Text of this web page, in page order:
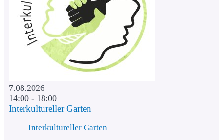
7.08.2026
14:00 - 18:00
Interkultureller Garten
Interkultureller Garten